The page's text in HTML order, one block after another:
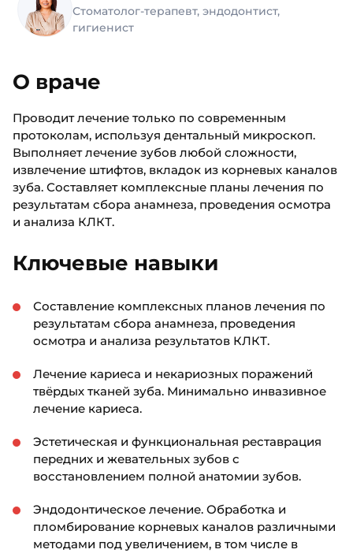
Стоматолог-терапевт, эндодонтист,
гигиенист
О враче
Проводит лечение только по современным
протоколам, используя дентальный микроскоп.
Выполняет лечение зубов любой сложности,
извлечение штифтов, вкладок из корневых каналов
зуба. Составляет комплексные планы лечения по
результатам сбора анамнеза, проведения осмотра
и анализа КЛКТ.
Ключевые навыки
Составление комплексных планов лечения по
результатам сбора анамнеза, проведения
осмотра и анализа результатов КЛКТ.
Лечение кариеса и некариозных поражений
твёрдых тканей зуба. Минимально инвазивное
лечение кариеса.
Эстетическая и функциональная реставрация
передних и жевательных зубов с
восстановлением полной анатомии зубов.
Эндодонтическое лечение. Обработка и
пломбирование корневых каналов различными
методами под увеличением, в том числе в